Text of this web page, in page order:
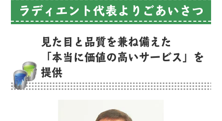
ラディエント代表よりごあいさつ
見た目と品質を兼ね備えた
「本当に価値の高いサービス」を
提供